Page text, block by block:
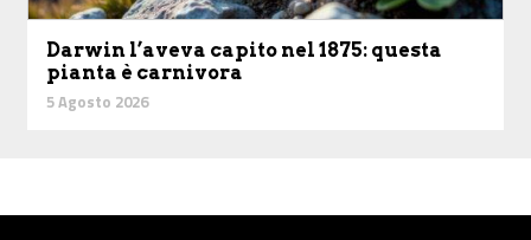
Darwin l’aveva capito nel 1875: questa
pianta è carnivora
5 Agosto 2026